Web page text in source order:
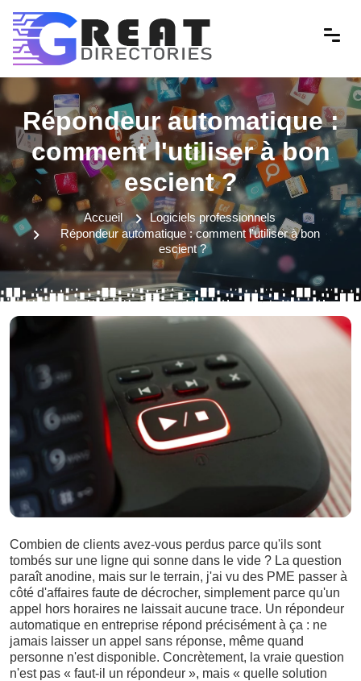
Répondeur automatique :
comment l'utiliser à bon
escient ?
Accueil
Logiciels professionnels
Répondeur automatique : comment l'utiliser à bon
escient ?
Combien de clients avez-vous perdus parce qu'ils sont
tombés sur une ligne qui sonne dans le vide ? La question
paraît anodine, mais sur le terrain, j'ai vu des PME passer à
côté d'affaires faute de décrocher, simplement parce qu'un
appel hors horaires ne laissait aucune trace. Un répondeur
automatique en entreprise répond précisément à ça : ne
jamais laisser un appel sans réponse, même quand
personne n'est disponible. Concrètement, la vraie question
n'est pas « faut-il un répondeur », mais « quelle solution